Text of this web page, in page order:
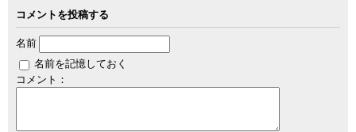
コメントを投稿する
名前
名前を記憶しておく
コメント：